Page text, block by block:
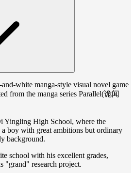
white manga-style visual novel game
from the manga series Parallel(诡闻
Yingling High School, where the
boy with great ambitions but ordinary
background.
school with his excellent grades,
"grand" research project.